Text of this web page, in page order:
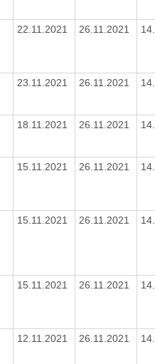
22.11.2021 26.11.2021
23.11.2021 26.11.2021
18.11.2021 26.11.2021
15.11.2021 26.11.2021
15.11.2021 26.11.2021
15.11.2021 26.11.2021
12.11.2021 26.11.2021